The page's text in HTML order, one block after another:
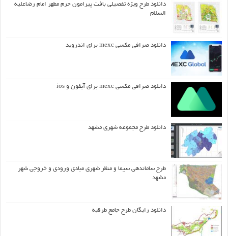
دانلود طرح ويژه تفصيلي بافت پيرامون حرم مطهر امام رضاعليه
السلام
دانلود صرافی مکسی mexc برای اندروید
دانلود صرافی مکسی mexc برای آیفون و ios
دانلود طرح مجموعه شهری مشهد
طرح ساماندهی سیما و منظر شهری مبادی ورودی و خروجی شهر
مشهد
دانلود رایگان طرح جامع طرقبه